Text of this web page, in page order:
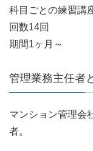
科目ごとの練習講
回数14回
期間1ヶ月～
管理業務主任者
マンション管理会
者。